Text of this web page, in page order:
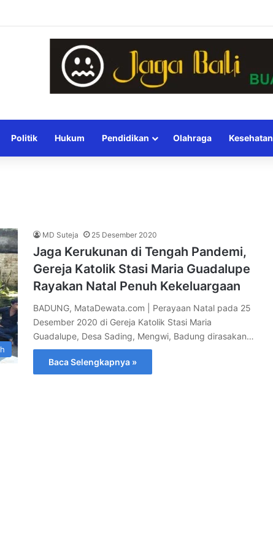
Politik Hukum Pendidikan Olahraga Kesehatan
MD Suteja 25 Desember 2020
Jaga Kerukunan di Tengah Pandemi,
Gereja Katolik Stasi Maria Guadalupe
Rayakan Natal Penuh Kekeluargaan
BADUNG, MataDewata.com | Perayaan Natal pada 25
Desember 2020 di Gereja Katolik Stasi Maria
Guadalupe, Desa Sading, Mengwi, Badung dirasakan…
Baca Selengkapnya »